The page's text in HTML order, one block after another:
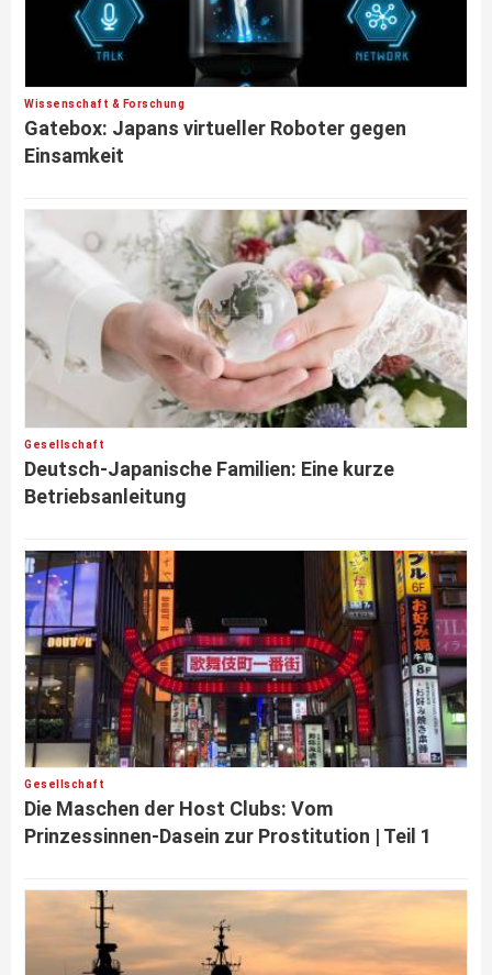
Wissenschaft & Forschung
Gatebox: Japans virtueller Roboter gegen
Einsamkeit
Gesellschaft
Deutsch-Japanische Familien: Eine kurze
Betriebsanleitung
Gesellschaft
Die Maschen der Host Clubs: Vom
Prinzessinnen-Dasein zur Prostitution | Teil 1